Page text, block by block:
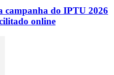
campanha do IPTU 2026
online